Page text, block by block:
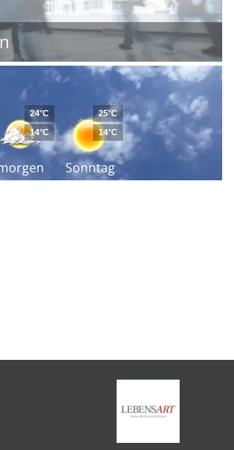
24°C
14°C
Sonntag
25°C
14°C